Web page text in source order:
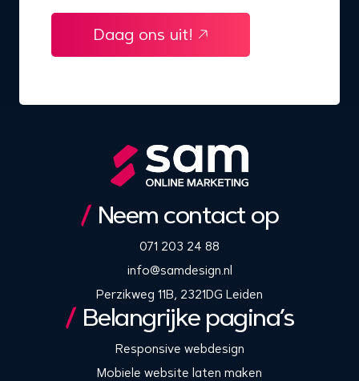
Daag ons uit!
Neem contact op
071 203 24 88
info@samdesign.nl
Perzikweg 11B, 2321DG Leiden
Belangrijke pagina’s
Responsive webdesign
Mobiele website laten maken